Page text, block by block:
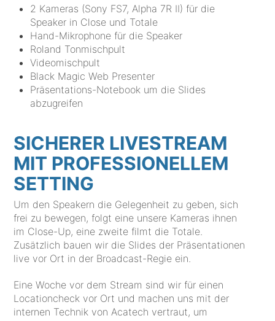
2 Kameras (Sony FS7, Alpha 7R II) für die
Speaker in Close und Totale
Hand-Mikrophone für die Speaker
Roland Tonmischpult
Videomischpult
Black Magic Web Presenter
Präsentations-Notebook um die Slides
abzugreifen
SICHERER LIVESTREAM
MIT PROFESSIONELLEM
SETTING
Um den Speakern die Gelegenheit zu geben, sich
frei zu bewegen, folgt eine unsere Kameras ihnen
im Close-Up, eine zweite filmt die Totale.
Zusätzlich bauen wir die Slides der Präsentationen
live vor Ort in der Broadcast-Regie ein.
Eine Woche vor dem Stream sind wir für einen
Locationcheck vor Ort und machen uns mit der
internen Technik von Acatech vertraut, um